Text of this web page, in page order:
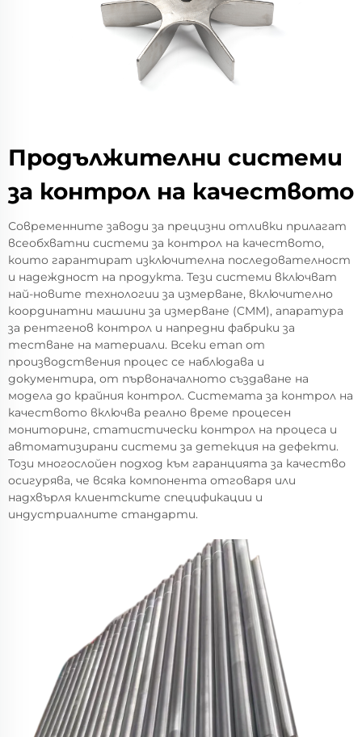
Продължителни системи
за контрол на качеството
Современните заводи за прецизни отливки прилагат
всеобхватни системи за контрол на качеството,
които гарантират изключителна последователност
и надеждност на продукта. Тези системи включват
най-новите технологии за измерване, включително
координатни машини за измерване (CMM), апаратура
за рентгенов контрол и напредни фабрики за
тестване на материали. Всеки етап от
производствения процес се наблюдава и
документира, от първоначалното създаване на
модела до крайния контрол. Системата за контрол на
качеството включва реално време процесен
мониторинг, статистически контрол на процеса и
автоматизирани системи за детекция на дефекти.
Този многослойен подход към гаранцията за качество
осигурява, че всяка компонента отговаря или
надхвърля клиентските спецификации и
индустриалните стандарти.